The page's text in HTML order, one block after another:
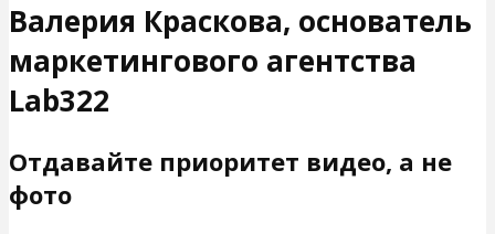
Валерия Краскова, основатель
маркетингового агентства
Lab322
Отдавайте приоритет видео, а не
фото